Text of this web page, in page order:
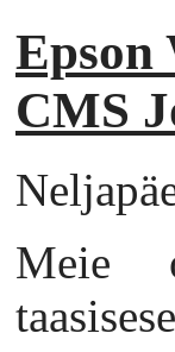
Epson
CMS
Meie